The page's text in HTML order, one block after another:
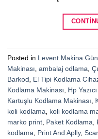
Posted in Levent Makina
Makinası, ambalaj odlama,
Barkod, El Tipi Kodlama
Kodlama Makinası, Hp
Kartuşlu Kodlama Makinası,
koli kodlama, koli kodlama
marko print, Paket Kodlama,
kodlama, Print And Aplly,